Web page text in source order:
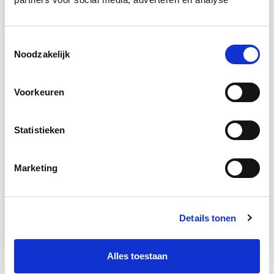
Noodzakelijk
Voorkeuren
Statistieken
Marketing
Details tonen
Alles toestaan
Utrecht en/of online
do 10 sep 2026 - Utrecht of Online
Meer informatie